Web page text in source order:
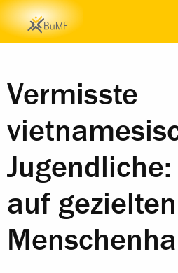
Vermisste
auf gezielten